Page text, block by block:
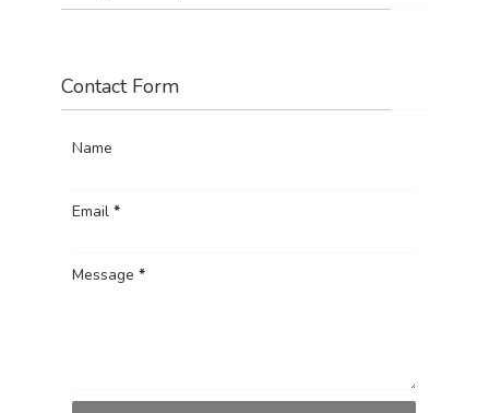
Contact Form
Name
Email*
Message*